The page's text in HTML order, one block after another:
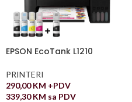
EPSON EcoTank L1210
PRINTERI
290,00KM +PDV
339,30KM sa PDV